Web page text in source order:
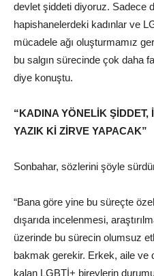
devlet şiddeti diyoruz. Sadece
hapishanelerdeki kadınlar ve
mücadele ağı oluşturmamız
bu salgın sürecinde çok daha
diye konuştu.
“KADINA YÖNELİK ŞİDDET,
YAZIK Kİ ZİRVE YAPACAK”
Sonbahar, sözlerini şöyle
“Bana göre yine bu süreçte
dışarıda incelenmesi,
üzerinde bu sürecin olumsuz
bakmak gerekir. Erkek, aile ve
kalan LGBTİ+ bireylerin